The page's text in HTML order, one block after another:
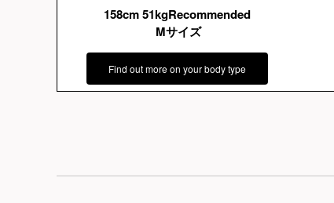
158cm 51kgRecommended
Mサイズ
Find out more on your body type